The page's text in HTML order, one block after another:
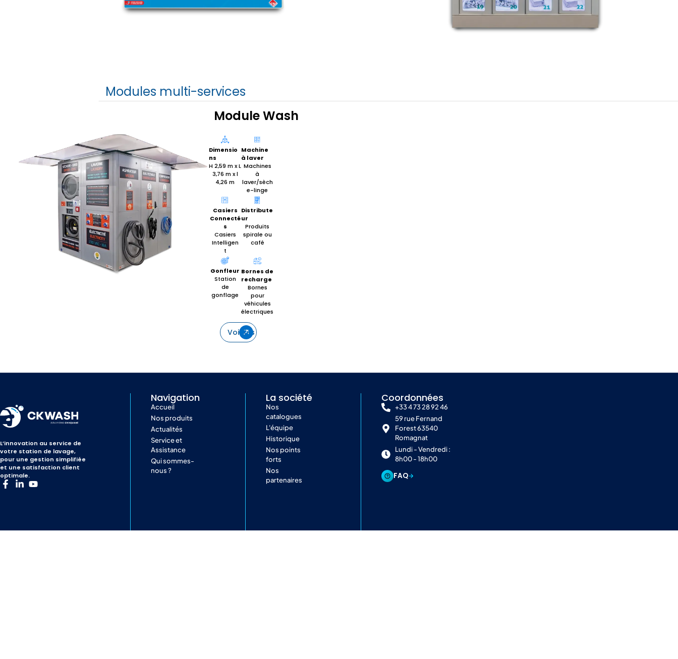
Modules multi-services
Module Wash
Dimensio
ns
H 2,59 m x L
3,76 m x l
4,26 m
Machine
à laver
Machines
à
laver/sèch
e-linge
Casiers
Connecté
s
Casiers
Intelligen
t
Distribute
ur
Produits
spirale ou
café
Gonfleur
Station
de
gonflage
Bornes de
recharge
Bornes
pour
véhicules
électriques
Voir les détails
L’innovation au service de
votre station de lavage,
pour une gestion simplifiée
et une satisfaction client
optimale.
Navigation
Accueil
Nos produits
Actualités
Service et
Assistance
Qui sommes-
nous ?
La société
Nos
catalogues
L'équipe
Historique
Nos points
forts
Nos
partenaires
Coordonnées
+33 4 73 28 92 46
59 rue Fernand
Forest 63540
Romagnat
Lundi - Vendredi :
8h00 - 18h00
FAQ